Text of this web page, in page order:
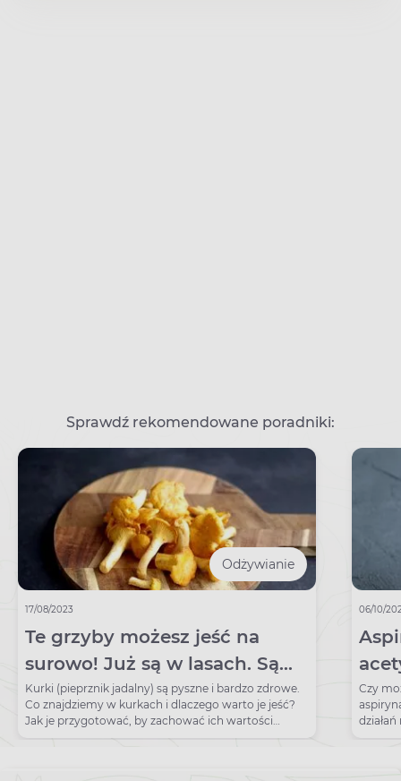
Sprawdź rekomendowane poradniki:
Odżywianie
17/08/2023
Te grzyby możesz jeść na
surowo! Już są w lasach. Są
pyszne i bardzo zdrowe
Kurki (pieprznik jadalny) są pyszne i bardzo zdrowe.
Co znajdziemy w kurkach i dlaczego warto je jeść?
Jak je przygotować, by zachować ich wartości
odżywcze?
06/10/
Czy